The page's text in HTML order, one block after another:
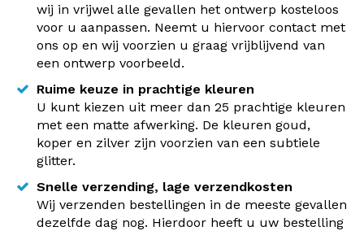
wij in vrijwel alle gevallen het ontwerp kosteloos
voor u aanpassen. Neemt u hiervoor contact met
ons op en wij voorzien u graag vrijblijvend van
een ontwerp voorbeeld.
Ruime keuze in prachtige kleuren
U kunt kiezen uit meer dan 25 prachtige kleuren
met een matte afwerking. De kleuren goud,
koper en zilver zijn voorzien van een subtiele
glitter.
Snelle verzending, lage verzendkosten
Wij verzenden bestellingen in de meeste gevallen
dezelfde dag nog. Hierdoor heeft u uw bestelling